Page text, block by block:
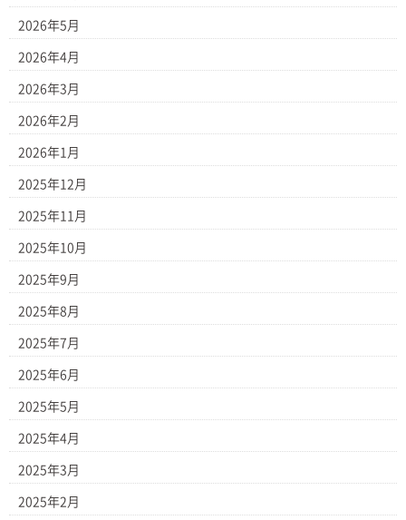
2026年5月
2026年4月
2026年3月
2026年2月
2026年1月
2025年12月
2025年11月
2025年10月
2025年9月
2025年8月
2025年7月
2025年6月
2025年5月
2025年4月
2025年3月
2025年2月